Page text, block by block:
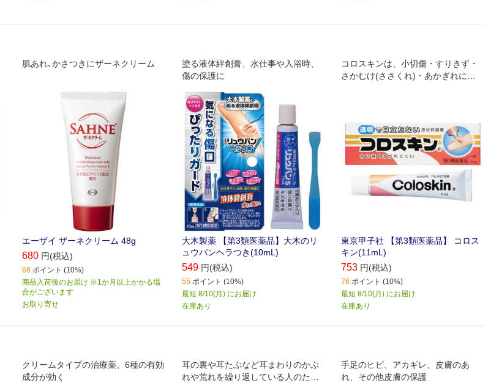
肌あれ､かさつきにザーネクリーム
エーザイ ザーネクリーム 48g
680 円(税込)
68 ポイント (10%)
商品入荷後のお届け ※1か月以上かかる場
合がございます
お取り寄せ
塗る液体絆創膏、水仕事や入浴時、
傷の保護に
大木製薬 【第3類医薬品】大木のリ
ュウバンヘラつき(10mL)
549 円(税込)
55 ポイント (10%)
最短 8/10(月) にお届け
在庫あり
コロスキンは、小切傷・すりきず・
さかむけ(ささくれ)・あかぎれに塗
東京甲子社 【第3類医薬品】 コロス
キン(11mL)
753 円(税込)
76 ポイント (10%)
最短 8/10(月) にお届け
在庫あり
クリームタイプの治療薬。6種の有効
成分が効く
耳の裏や耳たぶなど耳まわりのかぶ
れや荒れを繰り返している人のため
手足のヒビ、アカギレ、皮膚のあ
れ、その他皮膚の保護